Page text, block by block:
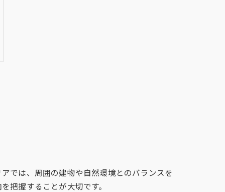
では、周囲の建物や自然環境とのバランスを
把握することが大切です。